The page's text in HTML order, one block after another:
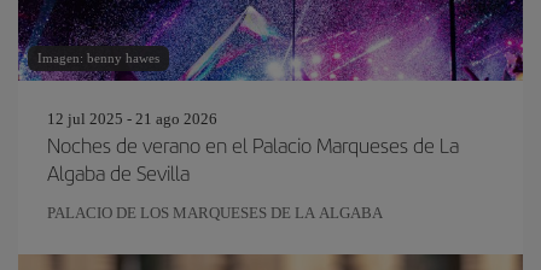
Imagen: benny hawes
12 jul 2025 - 21 ago 2026
Noches de verano en el Palacio Marqueses de La
Algaba de Sevilla
PALACIO DE LOS MARQUESES DE LA ALGABA